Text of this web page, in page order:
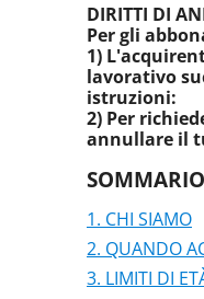
DIRITTI DI
Per gli
1)
lavorativo
istruzioni:
2) Per
annullare il
SOMMARIO
CHI SIAMO
QUANDO
LIMITI DI